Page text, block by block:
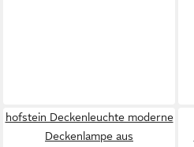
hofstein Deckenleuchte moderne
Deckenlampe aus